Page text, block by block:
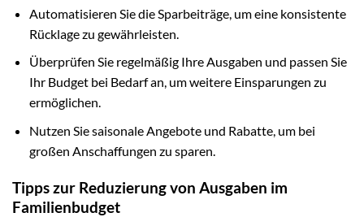
Automatisieren Sie die Sparbeiträge, um eine konsistente
Rücklage zu gewährleisten.
Überprüfen Sie regelmäßig Ihre Ausgaben und passen Sie
Ihr Budget bei Bedarf an, um weitere Einsparungen zu
ermöglichen.
Nutzen Sie saisonale Angebote und Rabatte, um bei
großen Anschaffungen zu sparen.
Tipps zur Reduzierung von Ausgaben im
Familienbudget